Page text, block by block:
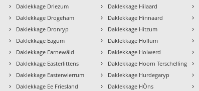
› Daklekkage Driezum
› Daklekkage Drogeham
› Daklekkage Dronryp
› Daklekkage Eagum
› Daklekkage Earnewâld
› Daklekkage Easterlittens
› Daklekkage Easterwierrum
› Daklekkage Ee Friesland
› Daklekkage Hilaard
› Daklekkage Hinnaard
› Daklekkage Hitzum
› Daklekkage Hollum
› Daklekkage Holwerd
› Daklekkage Hoorn Terschelling
› Daklekkage Hurdegaryp
› Daklekkage HÒns
›
›
›
›
›
›
›
›